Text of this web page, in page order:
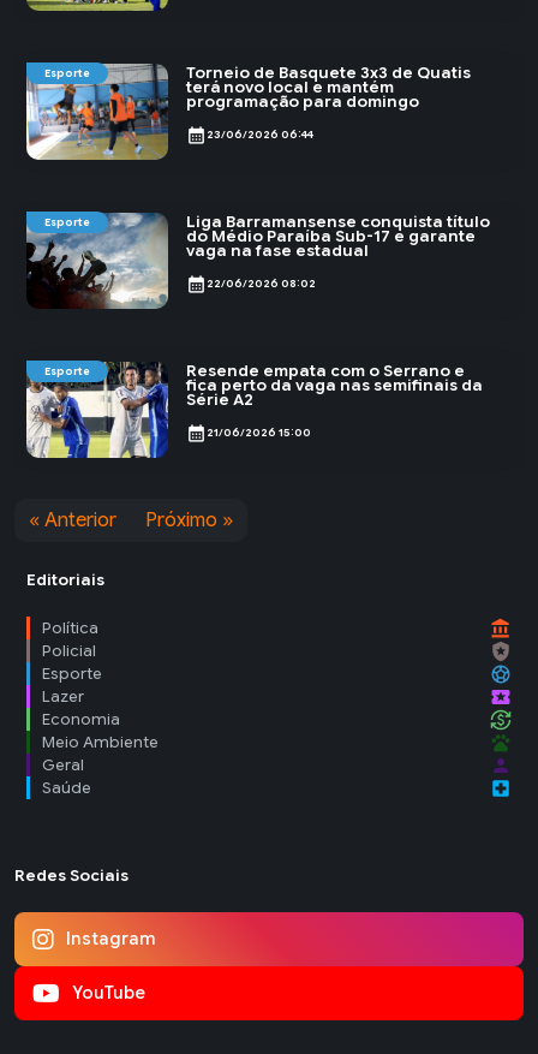
Esporte Torneio de Basquete 3x3 de Quatis
terá novo local e mantém
programação para domingo
calendar_month 23/06/2026 06:44
Esporte Liga Barramansense conquista título
do Médio Paraíba Sub-17 e garante
vaga na fase estadual
calendar_month 22/06/2026 08:02
Esporte Resende empata com o Serrano e
fica perto da vaga nas semifinais da
Série A2
calendar_month 21/06/2026 15:00
« Anterior Próximo »
Editoriais
Política account_balance
Policial local_police
Esporte sports_soccer
Lazer local_activity
Economia currency_exchange
Meio Ambiente pets
Geral person
Saúde local_hospital
Redes Sociais
Instagram
YouTube